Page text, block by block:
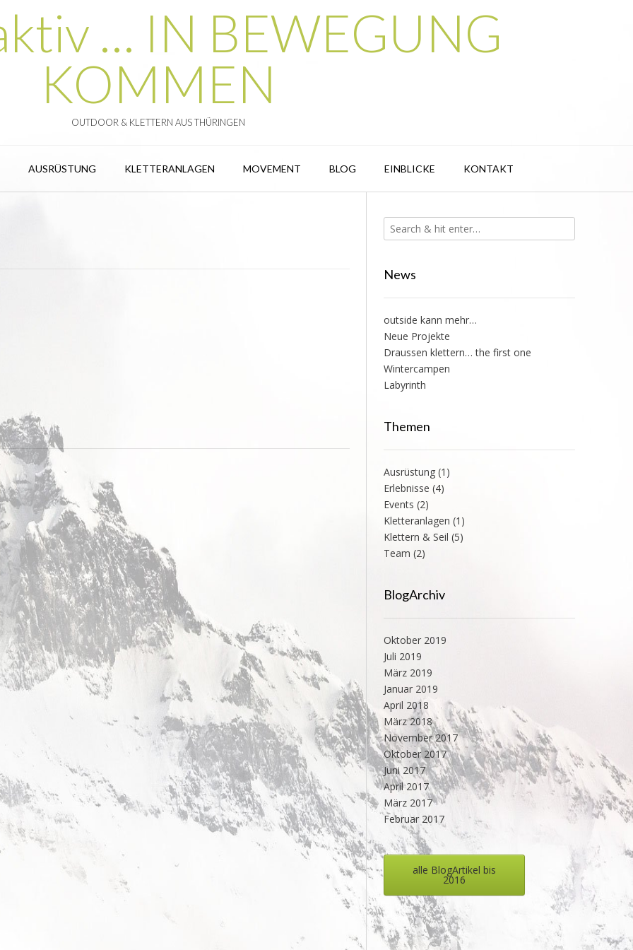
… IN BEWEGUNG
KOMMEN
OUTDOOR & KLETTERN AUS THÜRINGEN
AUSRÜSTUNG KLETTERANLAGEN MOVEMENT BLOG EINBLICKE KONTAKT
News
outside kann mehr…
Neue Projekte
Draussen klettern… the first one
Wintercampen
Labyrinth
Themen
Ausrüstung(1)
Erlebnisse (4)
Events (2)
Kletteranlagen (1)
Klettern & Seil (5)
Team (2)
BlogArchiv
Oktober 2019
Juli 2019
März 2019
Januar 2019
April 2018
März 2018
November 2017
Oktober 2017
Juni 2017
April 2017
März 2017
Februar 2017
alle BlogArtikel bis
2016